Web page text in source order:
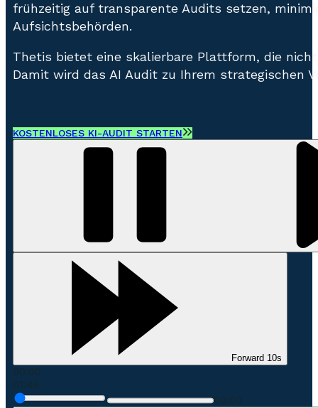
frühzeitig auf transparente Audits setzen,
Aufsichtsbehörden.
Thetis bietet eine skalierbare Plattform, die
Damit wird das AI Audit zu Ihrem strategischen
KOSTENLOSES KI-AUDIT STARTEN
Forward 10s
00:00
01:49
00:00